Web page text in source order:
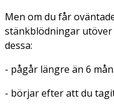
Men om du får
stänkblödningar utöver
dessa:
- pågår längre än 6
- börjar efter att du